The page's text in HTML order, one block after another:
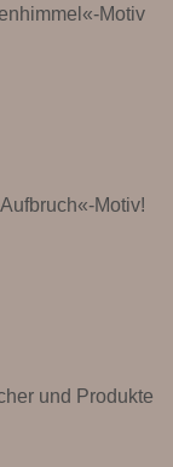
Motiv
Motiv!
und Produkte